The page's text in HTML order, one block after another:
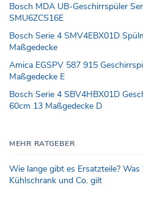
Bosch MDA UB-Geschirrspüler
SMU6ZCS16E
Bosch Serie 4 SMV4EBX01D
Maßgedecke
Amica EGSPV 587 915
Maßgedecke E
Bosch Serie 4 SBV4HBX01D
60cm 13 Maßgedecke D
MEHR RATGEBER
Wie lange gibt es Ersatzteile?
Kühlschrank und Co. gilt